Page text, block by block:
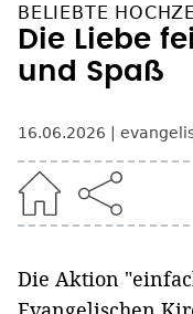
BELIEBTE
Die Liebe
und Spaß
16.06.2026
Die Aktion